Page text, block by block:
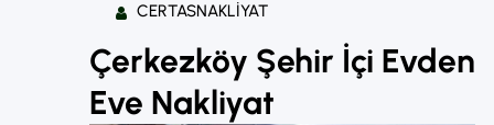
CERTASNAKLIYAT
Çerkezköy Şehir İçi Evden
Eve Nakliyat